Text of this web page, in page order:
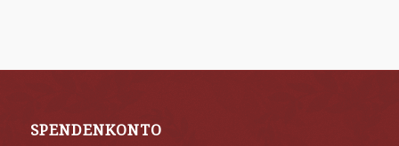
SPENDENKONTO